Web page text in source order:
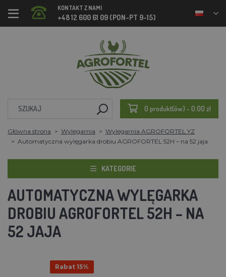
KONTAKT Z NAMI
+48 12 600 61 09 (PON-PT 9-15)
0 produkt(ów) - 0.00 zl
Główna strona Wylęgarnia
Wylęgarnia AGROFORTEL YZ
Automatyczna wylęgarka drobiu AGROFORTEL 52H – na 52 jaja
KATEGORIE
AUTOMATYCZNA WYLĘGARKA
DROBIU AGROFORTEL 52H – NA
52 JAJA
Rabat 15%